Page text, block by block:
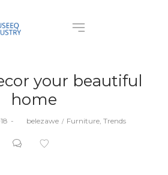
your beautiful
home
belezawe
Posted
Furniture Trends